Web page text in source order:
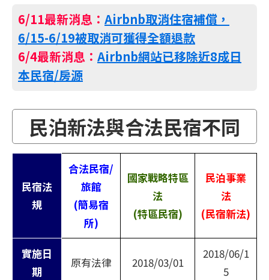
6/11最新消息： Airbnb取消住宿補償，
6/15-6/19被取消可獲得全額退款
6/4最新消息： Airbnb網站已移除近8成日
本民宿/房源
民泊新法與合法民宿不同
民宿法
規
合法民宿/
旅館
(簡易宿
所)
國家戰略特區
法
(特區民宿)
民泊事業
法
(民宿新法)
實施日
期
原有法律 2018/03/01
2018/06/1
5